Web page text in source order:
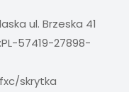
ul. Brzeska 41
57419-27898-
skrytka